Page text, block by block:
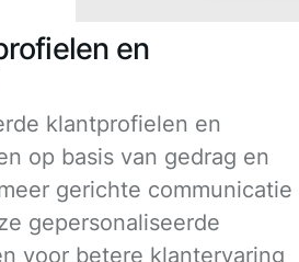
en
klantprofielen en
op basis van gedrag en
gerichte communicatie
gepersonaliseerde
voor betere klantervaring